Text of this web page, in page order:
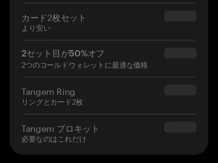
カード2枚セット
より安い
$54.90
2セット目が50%オフ
2つのコールドウォレットに最適な価格
$34.95
Tangem Ring
リングとカード2枚
$160.00
Tangem プロキット
必要なのはこれだけ
$180.00